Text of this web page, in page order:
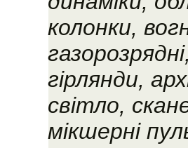
колонки,
гірлянди,
світло,
мікшерні